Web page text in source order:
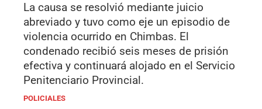
La causa se resolvió mediante juicio
abreviado y tuvo como eje un episodio de
violencia ocurrido en Chimbas. El
condenado recibió seis meses de prisión
efectiva y continuará alojado en el Servicio
Penitenciario Provincial.
POLICIALES